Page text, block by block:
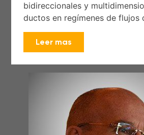
bidireccionales y
ductos en regímenes de flujos
Leer mas